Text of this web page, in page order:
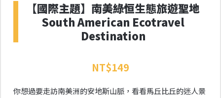
【國際主題】南美綠恒生態旅遊聖地
South American Ecotravel
Destination
NT$149
你想過要走訪南美洲的安地斯山脈，看看馬丘比丘的迷人景